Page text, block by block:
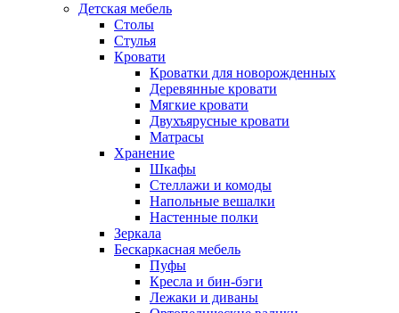
Детская мебель
Столы
Стулья
Кровати
Кроватки для новорожденных
Деревянные кровати
Мягкие кровати
Двухъярусные кровати
Матрасы
Хранение
Шкафы
Стеллажи и комоды
Напольные вешалки
Настенные полки
Зеркала
Бескаркасная мебель
Пуфы
Кресла и бин-бэги
Лежаки и диваны